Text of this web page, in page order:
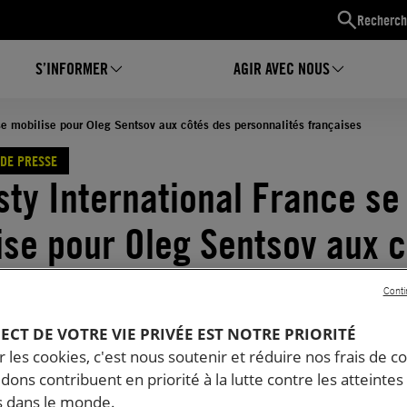
S’INFORMER AGIR AVEC NOUS
mobilise pour Oleg Sentsov aux côtés des personnalités françaises
PRESSE
International France se
pour Oleg Sentsov aux
DE VOTRE VIE PRIVÉE EST NOTRE PRIORITÉ
les cookies, c'est nous soutenir et réduire nos frais de
contribuent en priorité à la lutte contre les
dans le monde.